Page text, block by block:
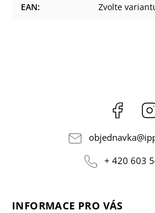
EAN: Zvolte
objednavka@
+ 420 603
INFORMACE PRO VÁS